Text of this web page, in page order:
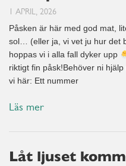
1 APRIL, 2026
Påsken är här med god mat,
sol… (eller ja, vi vet ju hur det
hoppas vi i alla fall dyker upp
riktigt fin påsk!Behöver ni
vi här: Ett nummer
Läs mer
Låt ljuset